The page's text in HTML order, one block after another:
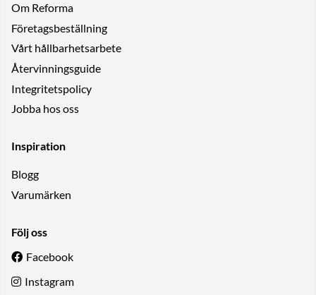
Om Reforma
Företagsbeställning
Vårt hållbarhetsarbete
Återvinningsguide
Integritetspolicy
Jobba hos oss
Inspiration
Blogg
Varumärken
Följ oss
Facebook
Instagram